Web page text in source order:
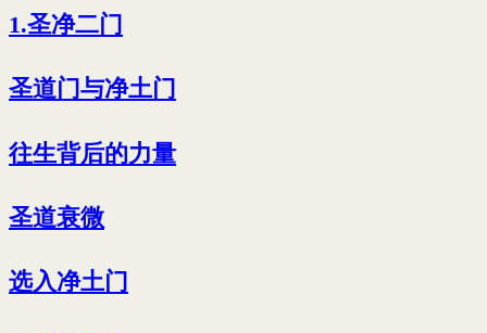
1.圣净二门
圣道门与净土门
往生背后的力量
圣道衰微
选入净土门